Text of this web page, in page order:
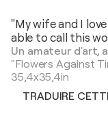
"My wife and I
able to call this
Un amateur d'art,
"Flowers Against
35,4x35,4in
TRADUIRE